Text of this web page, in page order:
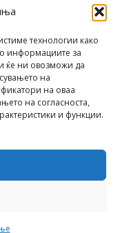
технологии како
информациите за
ќе ни овозможи да
на
на оваа
на согласноста,
и функции.
Сервис.